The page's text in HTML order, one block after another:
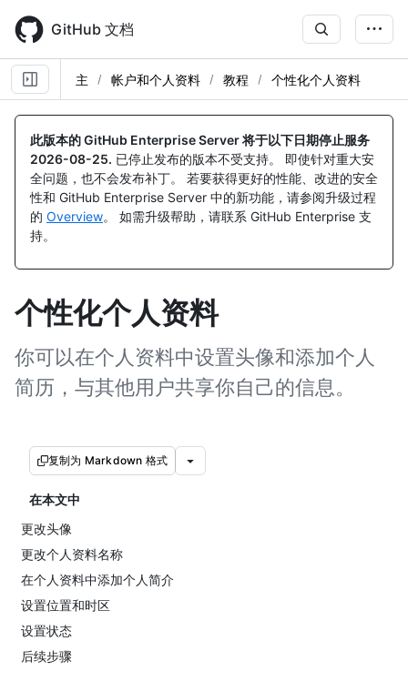
main
content
GitHub 文档
主 帐户和个人资料 教程 个性化个人资料
此版本的 GitHub Enterprise Server 将于以下日期停止服务
2026-08-25. 已停止发布的版本不受支持。 即使针对重大安
全问题，也不会发布补丁。 若要获得更好的性能、改进的安全
性和 GitHub Enterprise Server 中的新功能，请参阅升级过程
的 Overview。 如需升级帮助，请联系 GitHub Enterprise 支
持。
个性化个人资料
你可以在个人资料中设置头像和添加个人
简历，与其他用户共享你自己的信息。
复制为 Markdown 格式
在本文中
更改头像
更改个人资料名称
在个人资料中添加个人简介
设置位置和时区
设置状态
后续步骤